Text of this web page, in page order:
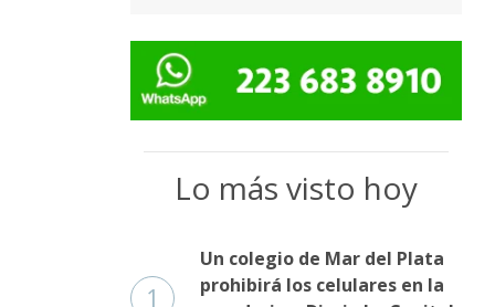
Lo más visto hoy
1
Un colegio de Mar del Plata
prohibirá los celulares en la